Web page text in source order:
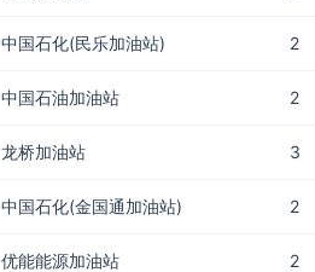
中国石化(民乐加油站) 2
中国石油加油站 2
龙桥加油站 3
中国石化(金国通加油站) 2
优能能源加油站 2